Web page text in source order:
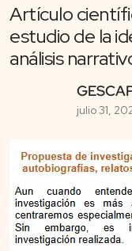
Artículo
estudio de la
análisis
julio 31,